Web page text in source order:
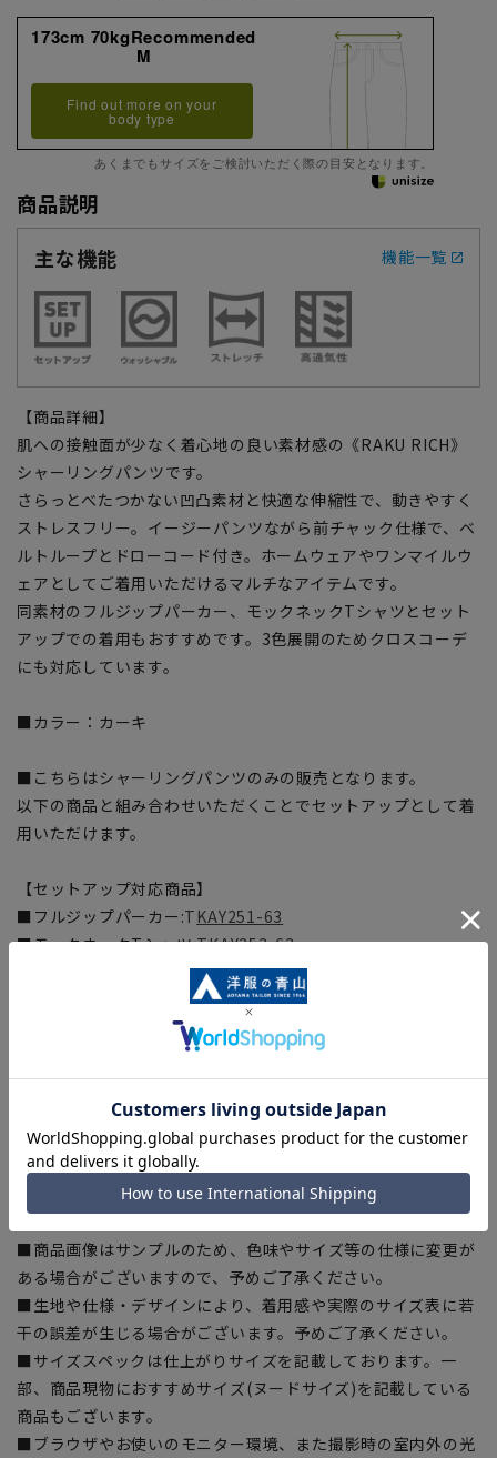
173cm 70kgRecommended
M
Find out more on your
body type
あくまでもサイズをご検討いただく際の目安となります。
商品説明
主な機能
機能一覧
【商品詳細】
肌への接触面が少なく着心地の良い素材感の《RAKU RICH》
シャーリングパンツです。
さらっとべたつかない凹凸素材と快適な伸縮性で、動きやすく
ストレスフリー。イージーパンツながら前チャック仕様で、ベ
ルトループとドローコード付き。ホームウェアやワンマイルウ
ェアとしてご着用いただけるマルチなアイテムです。
同素材のフルジップパーカー、モックネックTシャツとセット
アップでの着用もおすすめです。3色展開のためクロスコーデ
にも対応しています。
■カラー：カーキ
■こちらはシャーリングパンツのみの販売となります。
以下の商品と組み合わせいただくことでセットアップとして着
用いただけます。
【セットアップ対応商品】
■フルジップパーカー:T KAY251-63
■モックネックTシャツ:TKAY253-63
※セットアップ対応商品は在庫切れの場合がございます。
[S]ウエスト:76cm 股上:23.5cm 股下:67cm 渡り幅:35.5cm
[M]ウエスト:80cm 股上:24cm 股下:69cm 渡り幅:36.5cm
[L]ウエスト:84cm 股上:24.5cm 股下:71cm 渡り幅:37.5cm
[LL]ウエスト:88cm 股上:25cm 股下:73cm 渡り幅:38.5cm
[3L]ウエスト:92cm 股上:25.5cm 股下:75cm 渡り幅:39.5cm
【商品に関するご注意】
■商品画像はサンプルのため、色味やサイズ等の仕様に変更が
ある場合がございますので、予めご了承ください。
■生地や仕様・デザインにより、着用感や実際のサイズ表に若
干の誤差が生じる場合がございます。予めご了承ください。
■サイズスペックは仕上がりサイズを記載しております。一
部、商品現物におすすめサイズ(ヌードサイズ)を記載している
商品もございます。
■ブラウザやお使いのモニター環境、また撮影時の室内外の光